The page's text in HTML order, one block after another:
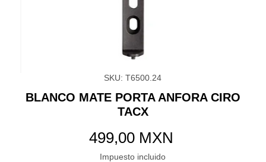
SKU: T6500.24
BLANCO MATE PORTA ANFORA CIRO
TACX
499,00 MXN
Impuesto incluido